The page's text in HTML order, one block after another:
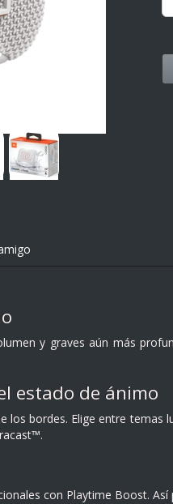
y graves aún más
estado de ánimo
bordes. Elige entre temas
con Playtime Boost.